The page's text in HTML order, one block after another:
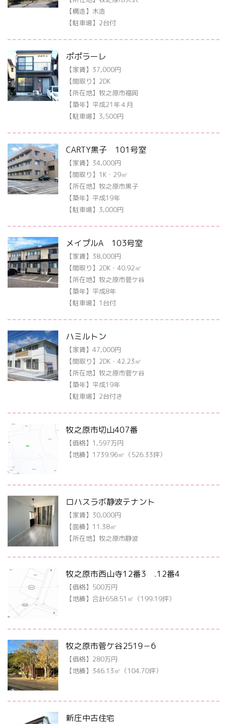
【構造】木造
【駐車場】2台付
ポポラーレ
【家賃】37,000円
【間取り】2DK
【所在地】牧之原市福岡
【築年】平成21年４月
【駐車場】3,500円
CARTY黒子 101号室
【家賃】34,000円
【間取り】1K・29㎡
【所在地】牧之原市黒子
【築年】平成19年
【駐車場】3,000円
メイプルA 103号室
【家賃】38,000円
【間取り】2DK・40.92㎡
【所在地】牧之原市菅ケ谷
【築年】平成8年
【駐車場】1台付
ハミルトン
【家賃】47,000円
【間取り】2DK・42.23㎡
【所在地】牧之原市菅ケ谷
【築年】平成19年
【駐車場】2台付き
牧之原市切山407番
【価格】1,597万円
【地積】1739.96㎡（526.33坪）
ロハスラボ静波テナント
【家賃】30,000円
【面積】11.38㎡
【所在地】牧之原市静波
牧之原市西山寺12番3 .12番4
【価格】500万円
【地積】合計658.51㎡（199.19坪）
牧之原市菅ケ谷2519－6
【価格】280万円
【地積】346.13㎡（104.70坪）
新庄中古住宅